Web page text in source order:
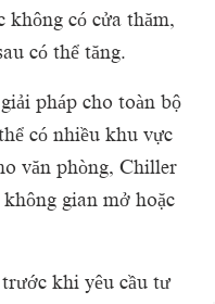
không có cửa thăm,
có thể tăng.
pháp cho toàn bộ
có nhiều khu vực
văn phòng, Chiller
gian mở hoặc
khi yêu cầu tư